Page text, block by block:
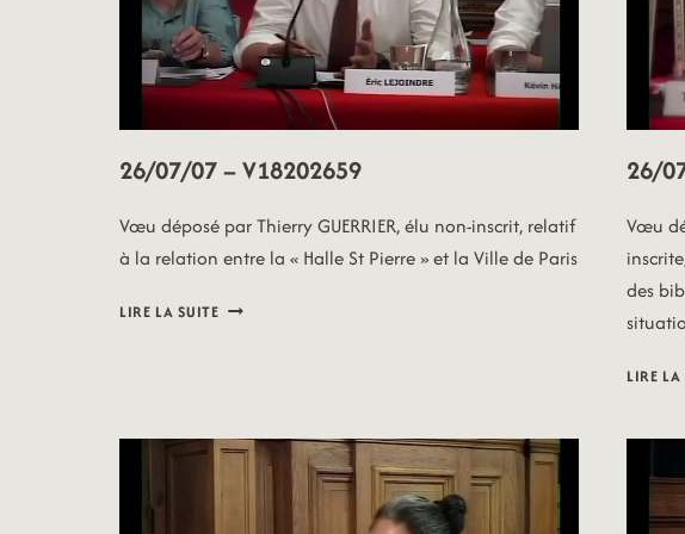
26/07/07 – V18202659
Vœu déposé par Thierry GUERRIER, élu non-inscrit, relatif
à la relation entre la « Halle St Pierre » et la Ville de Paris
LIRE LA SUITE26/07/07
26/
Vœu
des
LIRE LA